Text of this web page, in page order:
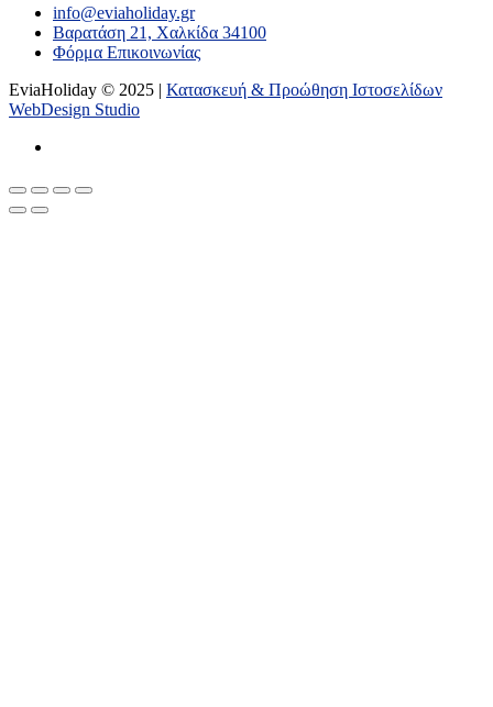
info@eviaholiday.gr
Βαρατάση 21, Χαλκίδα 34100
Φόρμα Επικοινωνίας
EviaHoliday © 2025 | Κατασκευή & Προώθηση Ιστοσελίδων
WebDesign Studio